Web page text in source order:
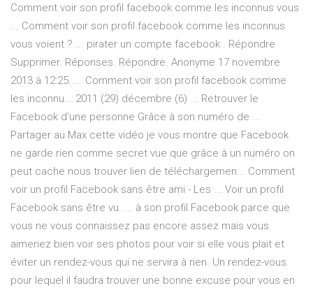
Comment voir son profil facebook comme les inconnus vous
... Comment voir son profil facebook comme les inconnus
vous voient ? ... pirater un compte facebook . Répondre
Supprimer. Réponses. Répondre. Anonyme 17 novembre
2013 à 12:25. ... Comment voir son profil facebook comme
les inconnu... 2011 (29) décembre (6) ... Retrouver le
Facebook d'une personne Grâce à son numéro de ...
Partager au Max cette vidéo je vous montre que Facebook
ne garde rien comme secret vue que grâce à un numéro on
peut cache nous trouver lien de téléchargemen... Comment
voir un profil Facebook sans être ami - Les ... Voir un profil
Facebook sans être vu. ... à son profil Facebook parce que
vous ne vous connaissez pas encore assez mais vous
aimeriez bien voir ses photos pour voir si elle vous plait et
éviter un rendez-vous qui ne servira à rien. Un rendez-vous
pour lequel il faudra trouver une bonne excuse pour vous en